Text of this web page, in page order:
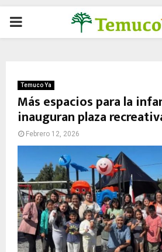
P
M
A
R
Y
M
Temuco Ya
Más espacios para la
inauguran plaza
Febrero 12, 2026